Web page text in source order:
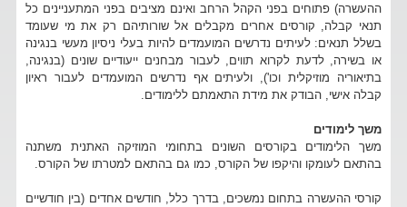
ההעשרה) פתוחים בפני הקהל הרחב ואינם מציבים בפני המתעניינים כל
תנאי קבלה, קורסים אחרים מקבלים אל שורותיהם רק את מי שעומד
בשלל תנאים: לעיתים נדרשים המועמדים להיות בעלי ניסיון מעשי בנגינה
או בשירה, לדעת לקרוא תווים, לעבור מבחנים ייעודיים שונים (בנגינה,
בתיאוריה מוזיקלית וכו'), ולעיתים אף נדרשים המועמדים לעבור ראיון
קבלה אישי, הבודק את מידת התאמתם ללימודים.
משך לימודים
משך הלימודים בקורסים השונים בתחומי המוזיקה האתנית משתנה
בהתאם לעומקו והיקפו של הקורס, כמו גם בהתאם למטרתו של הקורס.
קורסי ההעשרה בתחום נמשכים, בדרך כלל, חודשים אחדים (בין חודשיים